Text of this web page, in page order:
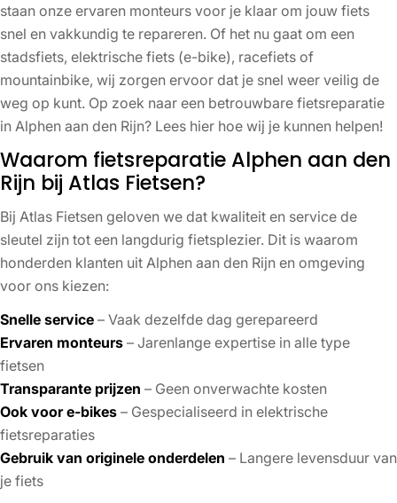
staan onze ervaren monteurs voor je klaar om jouw fiets
snel en vakkundig te repareren. Of het nu gaat om een
stadsfiets, elektrische fiets (e-bike), racefiets of
mountainbike, wij zorgen ervoor dat je snel weer veilig de
weg op kunt. Op zoek naar een betrouwbare fietsreparatie
in Alphen aan den Rijn? Lees hier hoe wij je kunnen helpen!
Waarom fietsreparatie Alphen aan den
Rijn bij Atlas Fietsen?
Bij Atlas Fietsen geloven we dat kwaliteit en service de
sleutel zijn tot een langdurig fietsplezier. Dit is waarom
honderden klanten uit Alphen aan den Rijn en omgeving
voor ons kiezen:
Snelle service – Vaak dezelfde dag gerepareerd
Ervaren monteurs – Jarenlange expertise in alle type
fietsen
Transparante prijzen – Geen onverwachte kosten
Ook voor e-bikes – Gespecialiseerd in elektrische
fietsreparaties
Gebruik van originele onderdelen – Langere levensduur van
je fiets